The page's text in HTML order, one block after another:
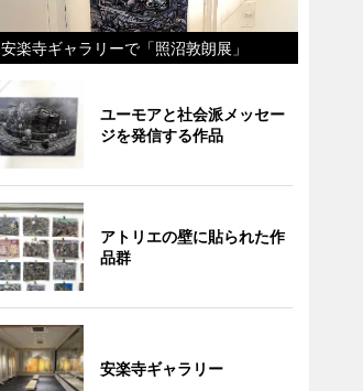
安楽寺ギャラリーで「照沼敦朗展」
ユーモアと社会派メッセー
ジを発信する作品
アトリエの壁に貼られた作
品群
安楽寺ギャラリー